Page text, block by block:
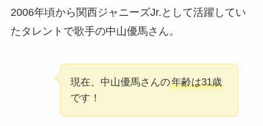
2006年頃から関西ジャニーズJr.として活躍してい
たタレントで歌手の中山優馬さん。
現在、中山優馬さんの年齢は31歳
です！